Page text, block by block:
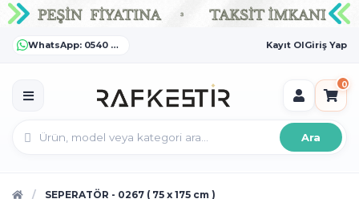
WhatsApp: 0540 372 55 55 Kayıt OlGiriş Yap
0
Ara
SEPERATÖR - 0267 ( 75 x 175 cm )